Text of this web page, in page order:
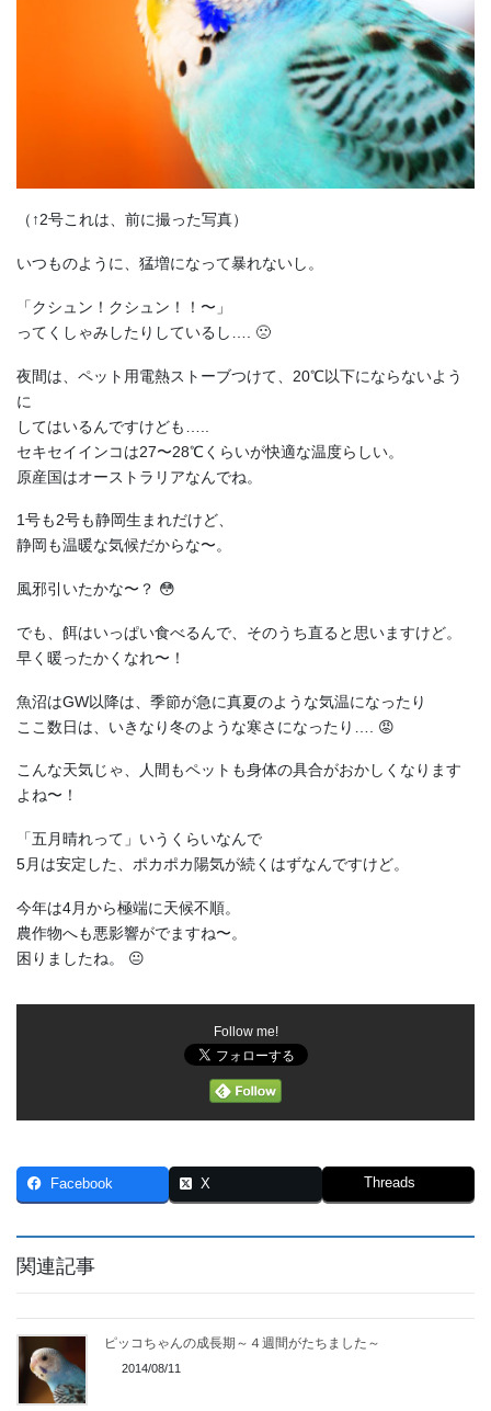
（↑2号これは、前に撮った写真）
いつものように、猛増になって暴れないし。
「クシュン！クシュン！！〜」
ってくしゃみしたりしているし…. 🙁
夜間は、ペット用電熱ストーブつけて、20℃以下にならないよう
に
してはいるんですけども…..
セキセイインコは27〜28℃くらいが快適な温度らしい。
原産国はオーストラリアなんでね。
1号も2号も静岡生まれだけど、
静岡も温暖な気候だからな〜。
風邪引いたかな〜？ 😳
でも、餌はいっぱい食べるんで、そのうち直ると思いますけど。
早く暖ったかくなれ〜！
魚沼はGW以降は、季節が急に真夏のような気温になったり
ここ数日は、いきなり冬のような寒さになったり…. 😡
こんな天気じゃ、人間もペットも身体の具合がおかしくなります
よね〜！
「五月晴れって」いうくらいなんで
5月は安定した、ポカポカ陽気が続くはずなんですけど。
今年は4月から極端に天候不順。
農作物へも悪影響がでますね〜。
困りましたね。 😐
Follow me!
Facebook X Threads
関連記事
ピッコちゃんの成長期～４週間がたちました～
2014/08/11